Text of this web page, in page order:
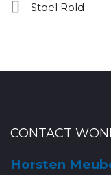
Stoel Rold
CONTACT
Horsten